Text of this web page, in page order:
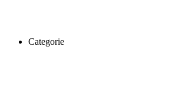
Categorie